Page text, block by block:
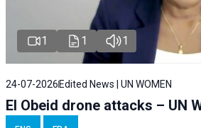
1 1 1
24-07-2026 Edited News | UN WOMEN
El Obeid drone attacks – UN